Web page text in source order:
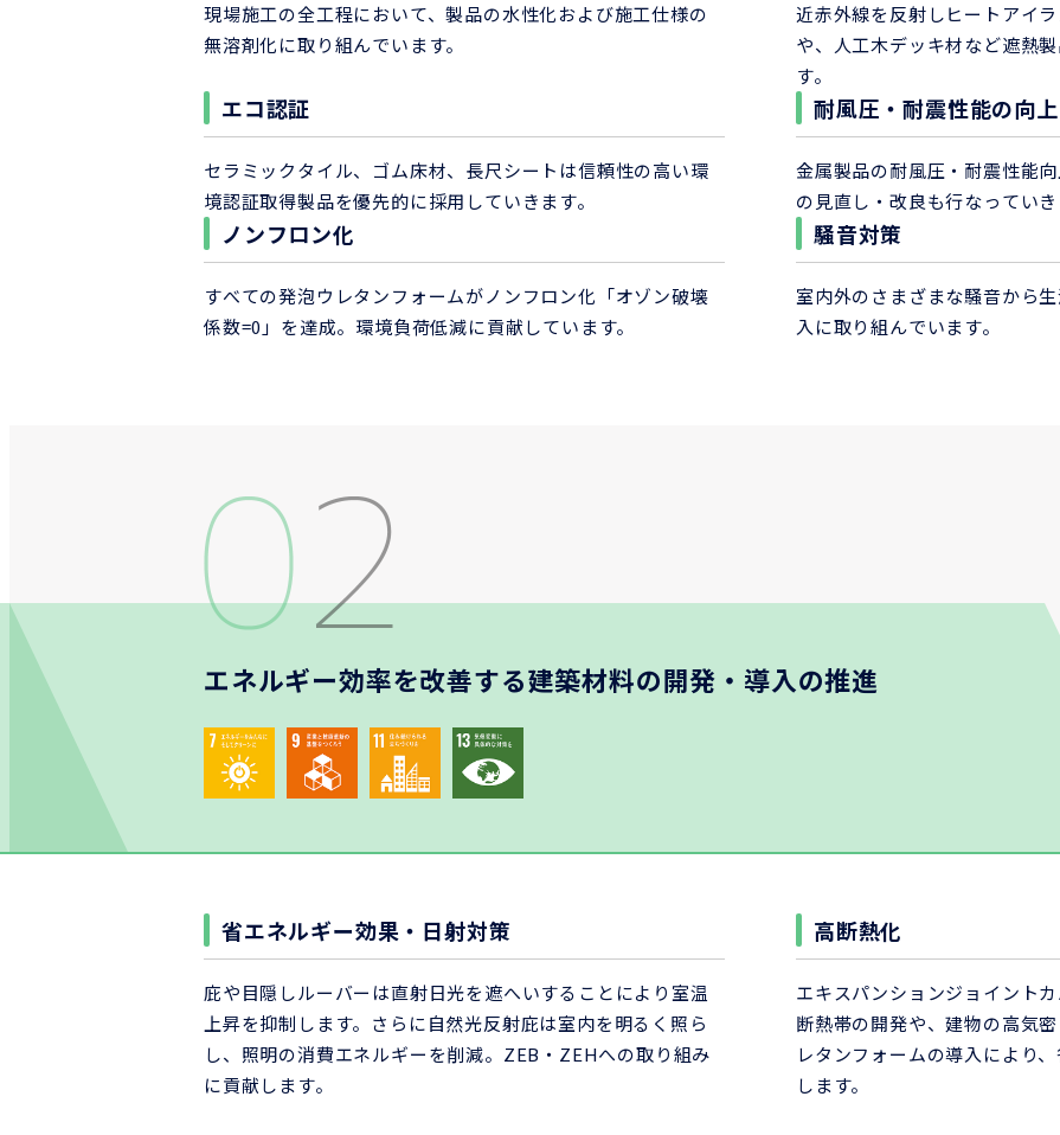
現場施工の全工程において、製品の水性化および施工仕様の
無溶剤化に取り組んでいます。
近赤外線を反射しヒートアイ
や、人工木デッキ材など遮熱
す。
エコ認証
セラミックタイル、ゴム床材、長尺シートは信頼性の高い環
境認証取得製品を優先的に採用していきます。
耐風圧・耐震性能の向上
金属製品の耐風圧・耐震性能
の見直し・改良も行なっていき
ノンフロン化
すべての発泡ウレタンフォームがノンフロン化「オゾン破壊
係数=0」を達成。環境負荷低減に貢献しています。
騒音対策
室内外のさまざまな騒音から
入に取り組んでいます。
エネルギー効率を改善する建築材料の開発・導入の推進
省エネルギー効果・日射対策
庇や目隠しルーバーは直射日光を遮へいすることにより室温
上昇を抑制します。さらに自然光反射庇は室内を明るく照ら
し、照明の消費エネルギーを削減。ZEB・ZEHへの取り組み
に貢献します。
高断熱化
エキスパンションジョイント
断熱帯の開発や、建物の高気
レタンフォームの導入により
します。